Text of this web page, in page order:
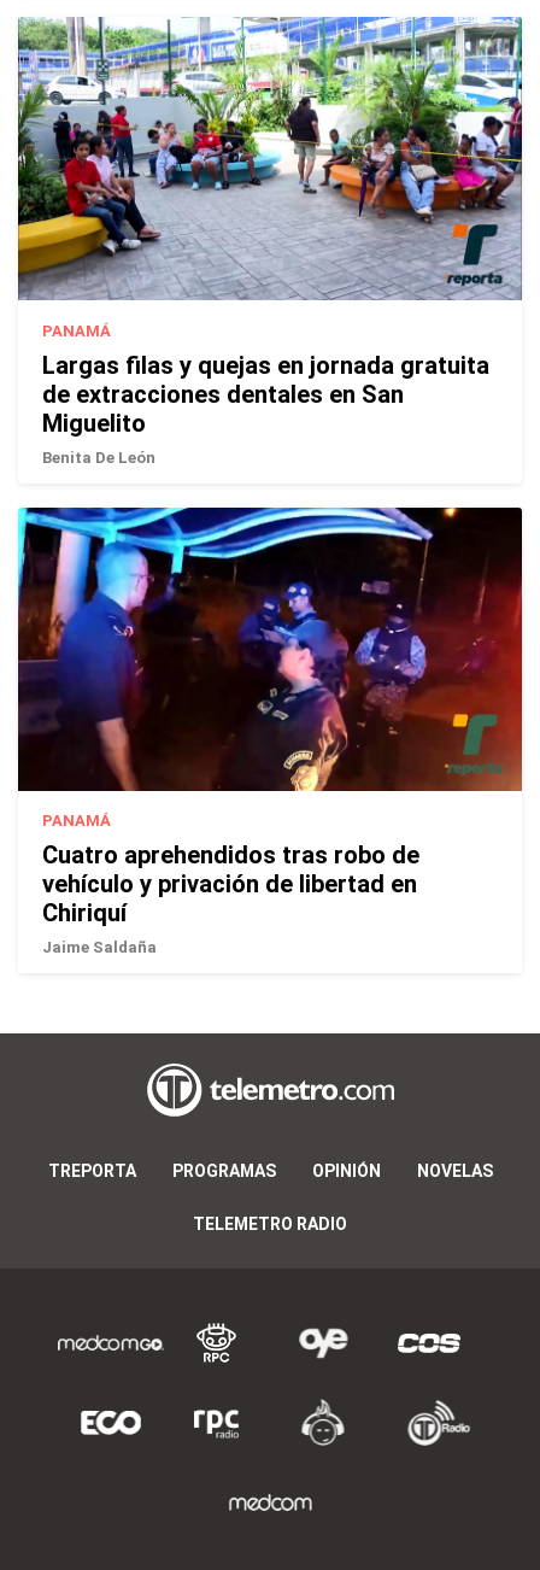
PANAMÁ
Largas filas y quejas en jornada gratuita
de extracciones dentales en San
Miguelito
Benita De León
PANAMÁ
Cuatro aprehendidos tras robo de
vehículo y privación de libertad en
Chiriquí
Jaime Saldaña
TREPORTA PROGRAMAS OPINIÓN NOVELAS
TELEMETRO RADIO